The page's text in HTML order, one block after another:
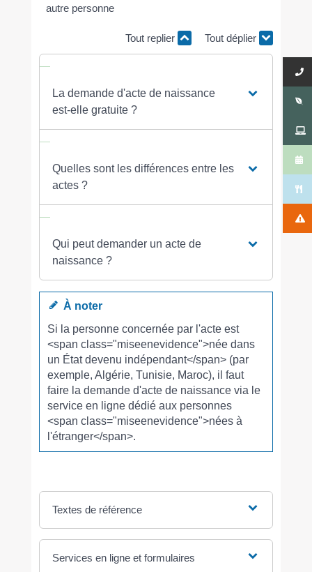
autre personne
Tout replier Tout déplier
La demande d'acte de naissance
est-elle gratuite ?
Quelles sont les différences entre les
actes ?
Qui peut demander un acte de
naissance ?
À noter
Si la personne concernée par l'acte est
<span class="miseenevidence">née dans
un État devenu indépendant</span> (par
exemple, Algérie, Tunisie, Maroc), il faut
faire la demande d'acte de naissance via le
service en ligne dédié aux personnes
<span class="miseenevidence">nées à
l'étranger</span>.
Textes de référence
Services en ligne et formulaires